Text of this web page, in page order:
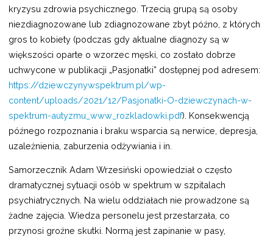
kryzysu zdrowia psychicznego. Trzecią grupą są osoby
niezdiagnozowane lub zdiagnozowane zbyt późno, z których
gros to kobiety (podczas gdy aktualne diagnozy są w
większości oparte o wzorzec męski, co zostało dobrze
uchwycone w publikacji „Pasjonatki” dostępnej pod adresem:
https://dziewczynywspektrum.pl/wp-
content/uploads/2021/12/Pasjonatki-O-dziewczynach-w-
spektrum-autyzmu_www_rozkladowki.pdf). Konsekwencją
późnego rozpoznania i braku wsparcia są nerwice, depresja,
uzależnienia, zaburzenia odżywiania i in.
Samorzecznik Adam Wrzesiński opowiedział o często
dramatycznej sytuacji osób w spektrum w szpitalach
psychiatrycznych. Na wielu oddziałach nie prowadzone są
żadne zajęcia. Wiedza personelu jest przestarzała, co
przynosi groźne skutki. Normą jest zapinanie w pasy,